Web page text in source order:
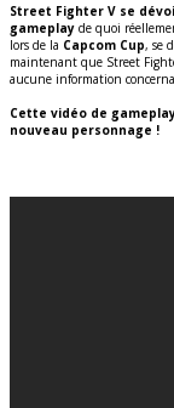
Street Fighter V se
gameplay de quoi
lors de la Capcom Cup, se
maintenant que Street
aucune information
Cette vidéo de
nouveau personnage !